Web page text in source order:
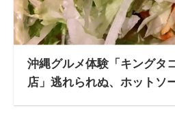
沖縄グルメ体験「キングタ
店」逃れられぬ、ホットソ